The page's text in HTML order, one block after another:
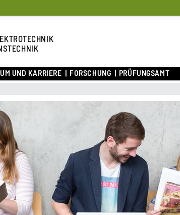
UND KARRIERE FORSCHUNG PRÜFUNGSAMT